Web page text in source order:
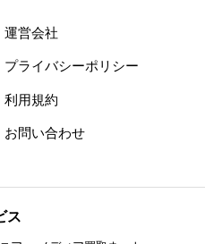
運営会社
プライバシーポリシー
利用規約
お問い合わせ
ス